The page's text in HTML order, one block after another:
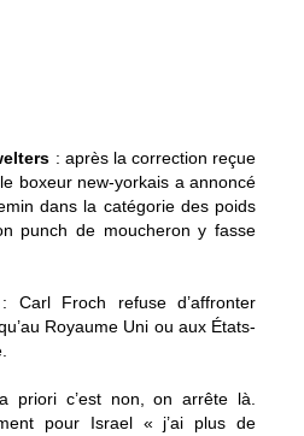
: après la correction reçue
boxeur new-yorkais a annoncé
dans la catégorie des poids
punch de moucheron y fasse
Froch refuse d’affronter
Royaume Uni ou aux États-
priori c’est non, on arrête là.
pour Israel « j’ai plus de